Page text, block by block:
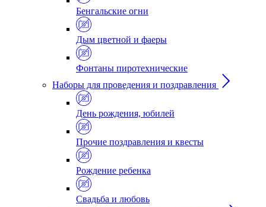
Бенгальские огни
Дым цветной и фаеры
Фонтаны пиротехнические
Наборы для проведения и поздравления
День рождения, юбилей
Прочие поздравления и квесты
Рождение ребенка
Свадьба и любовь